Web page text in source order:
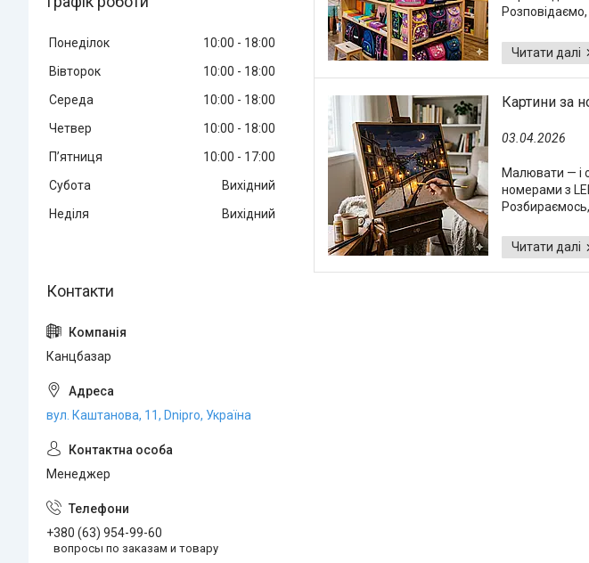
Картини за
03.04.2026
Малювати — і
номерами з
Понеділок 10:00
18:00
Вівторок
10:00
18:00
Середа
10:00
18:00
Четвер
10:00
18:00
Пʼятниця
10:00
17:00
Субота
Вихідний
Неділя
Вихідний
Канцбазар
вул. Каштанова, 11, Dnipro, Україна
Менеджер
+380 (63) 954-99-60
вопросы по заказам и товару